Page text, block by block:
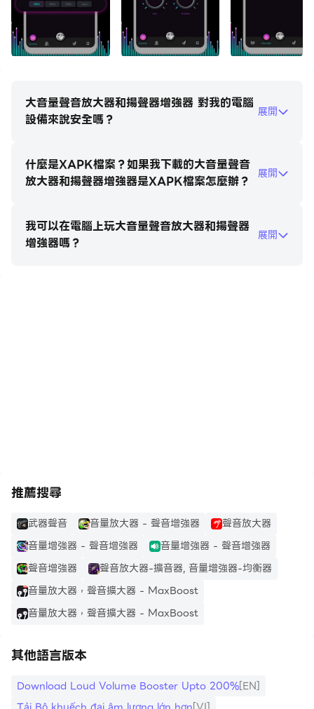
為什麼您需要耳機的大音量增强器？
在有一個解決方案！您不需要購買新的耳機或昂貴的耳機，
就可以聽到安靜的視頻，可以聽到安靜的音樂，可以聽到安
知！您所需要做的就是下載“揚聲器的大音量增强器”，打
開耳機中的音樂、音頻、視頻、有聲讀物，控制音量並享受
您將聽到的所有大的聲音！
揚聲器的大音量增强器使揚聲器和耳機的音量比標準響度更
大。插入耳機，打開您喜歡的歌曲，打開揚聲器的大音量增
10％至100％。根據揚聲器和耳機的能力選擇最大允許的增
強。
如果您喜歡有聲讀物、播客、廣播，那麼“揚聲器的大音量
增强器”應用將幫助您欣賞大聲的有聲讀物、大聲的播客和
大聲的廣播。如果您的安卓手機或安卓平板電腦的標準音量
不夠大，請下載揚聲器的大音量增強器，提高響度，使其高
於安卓設備上的標準音量。
下載“揚聲器的大音量增强器”後，您將得到什麼：
*標準的音樂音量增强器和音樂的高音量增强器；
*在線音樂的音量增強器；
*大幅度提高手機或平板電腦上的音頻和所有聲音；
大音量聲音放大器和揚聲器增強器 對我的電腦
設備來說安全嗎？
展開
什麼是XAPK檔案？如果我下載的大音量聲音
放大器和揚聲器增強器是XAPK檔案怎麼辦？
展開
我可以在電腦上玩大音量聲音放大器和揚聲器
增強器嗎？
展開
推薦搜尋
武器聲音 音量放大器 - 聲音增強器
聲音放大器
音量增強器 - 聲音增強器
音量增強器 - 聲音增強器
聲音增強器
聲音放大器-擴音器, 音量增強器-均衡器
音量放大器，聲音擴大器 - MaxBoost
音量放大器，聲音擴大器 - MaxBoost
其他語言版本
Download Loud Volume Booster Upto 200%[EN]